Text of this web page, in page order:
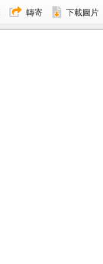
轉寄 下載圖片